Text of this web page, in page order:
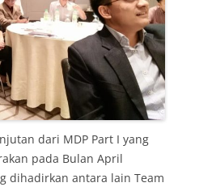
dari MDP Part I yang
pada Bulan April
dihadirkan antara lain Team